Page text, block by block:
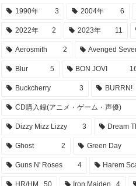
1990年 3 2004年 6
2022年 2 2023年 11
Aerosmith 2 Avenged
Blur 5 BON JOVI
Buckcherry 3 BURRN!
CD購入録(アニメ・ゲーム・声優)
Dizzy Mizz Lizzy 3 Dream
Ghost 2 Green Day
Guns N' Roses 4 Harem
HR/HM 50 Iron Maiden 4